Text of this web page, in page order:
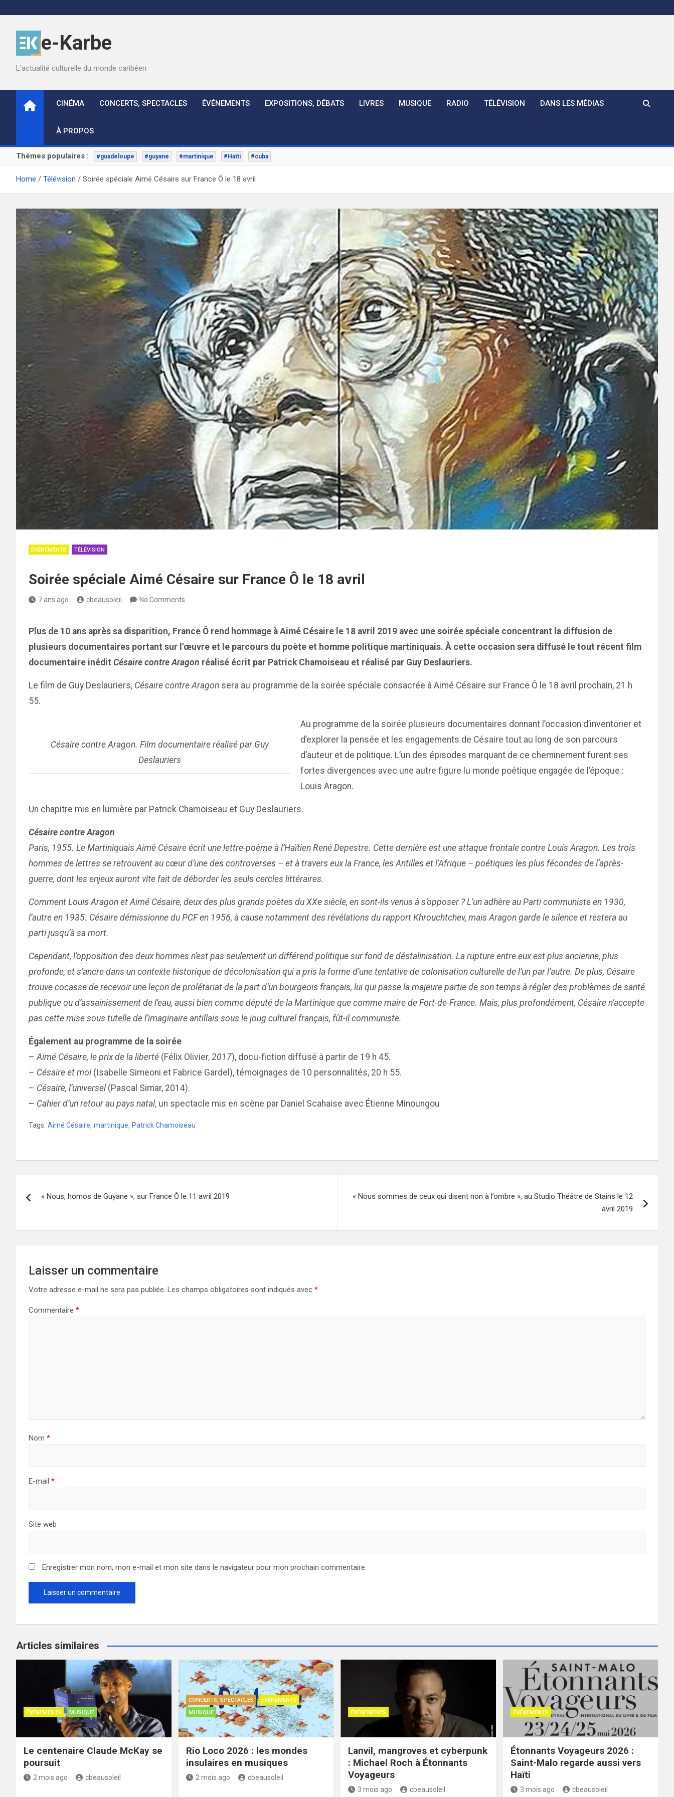
to
content
e-Karbe
L'actualité culturelle du monde caribéen
CINÉMA CONCERTS, SPECTACLES ÉVÉNEMENTS EXPOSITIONS, DÉBATS LIVRES MUSIQUE RADIO TÉLÉVISION DANS LES MÉDIAS
À PROPOS
Thèmes populaires : #guadeloupe #guyane #martinique #Haïti #cuba
Home Télévision Soirée spéciale Aimé Césaire sur France Ô le 18 avril
ÉVÉNEMENTS TÉLÉVISION
Soirée spéciale Aimé Césaire sur France Ô le 18 avril
7 ans ago cbeausoleil No Comments
Plus de 10 ans après sa disparition, France Ô rend hommage à Aimé Césaire le 18 avril 2019 avec une soirée spéciale concentrant la diffusion de
plusieurs documentaires portant sur l’œuvre et le parcours du poète et homme politique martiniquais. À cette occasion sera diffusé le tout récent film
documentaire inédit Césaire contre Aragon réalisé écrit par Patrick Chamoiseau et réalisé par Guy Deslauriers.
Le film de Guy Deslauriers, Césaire contre Aragon sera au programme de la soirée spéciale consacrée à Aimé Césaire sur France Ô le 18 avril prochain, 21 h
55.
Césaire contre Aragon. Film documentaire réalisé par Guy
Deslauriers
Au programme de la soirée plusieurs documentaires donnant l’occasion d’inventorier et
d’explorer la pensée et les engagements de Césaire tout au long de son parcours
d’auteur et de politique. L’un des épisodes marquant de ce cheminement furent ses
fortes divergences avec une autre figure lu monde poétique engagée de l’époque :
Louis Aragon.
Un chapitre mis en lumière par Patrick Chamoiseau et Guy Deslauriers.
Césaire contre Aragon
Paris, 1955. Le Martiniquais Aimé Césaire écrit une lettre-poème à l’Haïtien René Depestre. Cette dernière est une attaque frontale contre Louis Aragon. Les trois
hommes de lettres se retrouvent au cœur d’une des controverses – et à travers eux la France, les Antilles et l’Afrique – poétiques les plus fécondes de l’après-
guerre, dont les enjeux auront vite fait de déborder les seuls cercles littéraires.
Comment Louis Aragon et Aimé Césaire, deux des plus grands poètes du XXe siècle, en sont-ils venus à s’opposer ? L’un adhère au Parti communiste en 1930,
l’autre en 1935. Césaire démissionne du PCF en 1956, à cause notamment des révélations du rapport Khrouchtchev, mais Aragon garde le silence et restera au
parti jusqu’à sa mort.
Cependant, l’opposition des deux hommes n’est pas seulement un différend politique sur fond de déstalinisation. La rupture entre eux est plus ancienne, plus
profonde, et s’ancre dans un contexte historique de décolonisation qui a pris la forme d’une tentative de colonisation culturelle de l’un par l’autre. De plus, Césaire
trouve cocasse de recevoir une leçon de prolétariat de la part d’un bourgeois français, lui qui passe la majeure partie de son temps à régler des problèmes de santé
publique ou d’assainissement de l’eau, aussi bien comme député de la Martinique que comme maire de Fort-de-France. Mais, plus profondément, Césaire n’accepte
pas cette mise sous tutelle de l’imaginaire antillais sous le joug culturel français, fût-il communiste.
Également au programme de la soirée
–Aimé Césaire, le prix de la liberté (Félix Olivier, 2017), docu-fiction diffusé à partir de 19 h 45.
– Césaire et moi (Isabelle Simeoni et Fabrice Gardel), témoignages de 10 personnalités, 20 h 55.
– Césaire, l’universel (Pascal Simar, 2014).
– Cahier d’un retour au pays natal, un spectacle mis en scène par Daniel Scahaise avec Étienne Minoungou
Tags: Aimé Césaire, martinique, Patrick Chamoiseau
de
l’article
« Nous, homos de Guyane », sur France Ô le 11 avril 2019
« Nous sommes de ceux qui disent non à l’ombre », au Studio Théâtre de Stains le 12
avril 2019
Laisser un commentaire
Votre adresse e-mail ne sera pas publiée. Les champs obligatoires sont indiqués avec *
Commentaire *
Nom *
E-mail *
Site web
Enregistrer mon nom, mon e-mail et mon site dans le navigateur pour mon prochain commentaire.
Articles similaires
ÉVÉNEMENTS MUSIQUE
Le centenaire Claude McKay se
poursuit
2 mois ago cbeausoleil
CONCERTS, SPECTACLES
ÉVÉNEMENTS
MUSIQUE
Rio Loco 2026 : les mondes
insulaires en musiques
2 mois ago cbeausoleil
ÉVÉNEMENTS
Lanvil, mangroves et cyberpunk
: Michael Roch à Étonnants
Voyageurs
3 mois ago cbeausoleil
ÉVÉNEMENTS
Étonnants Voyageurs 2026 :
Saint-Malo regarde aussi vers
Haïti
3 mois ago cbeausoleil